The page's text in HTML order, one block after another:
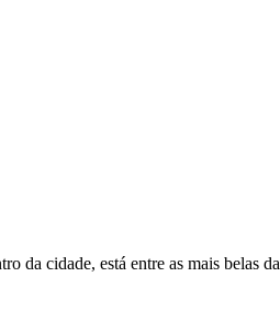
da cidade, está entre as mais belas da